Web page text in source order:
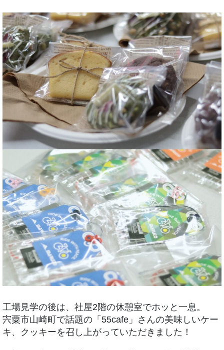
工場見学の後は、社屋2階の休憩室でホッと一息。
宍粟市山崎町で話題の「55cafe」さんの美味しいケー
キ、クッキーを召し上がっていただきました！